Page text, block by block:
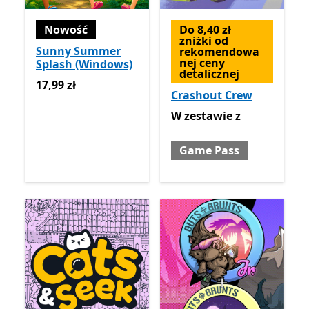
Nowość
Sunny Summer
Splash (Windows)
17,99 zł
17,99 zł
Do 8,40 zł
zniżki od
rekomendowa
nej ceny
detalicznej
Crashout Crew
W zestawie z Game Pass
W zestawiez
Game Pass